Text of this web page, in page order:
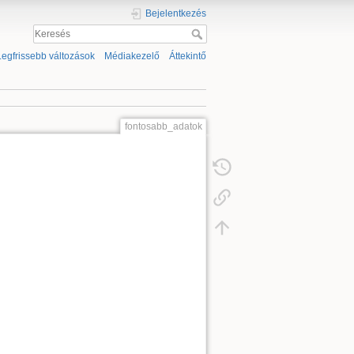
Bejelentkezés
változások Médiakezelő Áttekintő
fontosabb_adatok